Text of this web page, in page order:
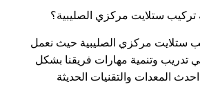
ستلايت مركزي الصليبية؟
ستلايت مركزي الصليبية حيث نعمل
تدريب وتنمية مهارات فريقنا بشكل
المعدات والتقنيات الحديثة